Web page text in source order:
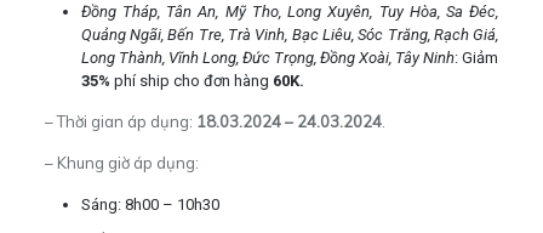
Đồng Tháp, Tân An, Mỹ Tho, Long Xuyên, Tuy Hòa, Sa Đéc,
Quảng Ngãi, Bến Tre, Trà Vinh, Bạc Liêu, Sóc Trăng, Rạch Giá,
Long Thành, Vĩnh Long, Đức Trọng, Đồng Xoài, Tây Ninh: Giảm
35% phí ship cho đơn hàng 60K.
– Thời gian áp dụng: 18.03.2024 – 24.03.2024.
– Khung giờ áp dụng:
Sáng: 8h00 – 10h30